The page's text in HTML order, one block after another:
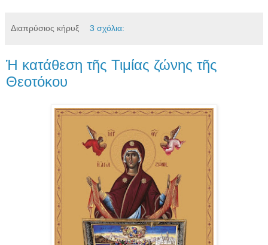
Διαπρύσιος κήρυξ 3 σχόλια:
Ἡ κατάθεση τῆς Τιμίας ζώνης τῆς
Θεοτόκου